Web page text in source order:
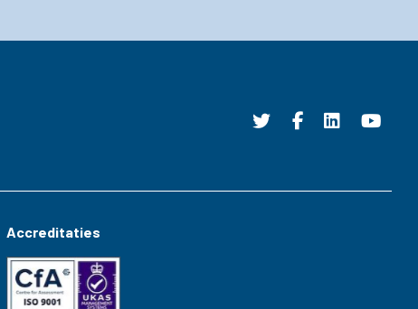
Accreditaties